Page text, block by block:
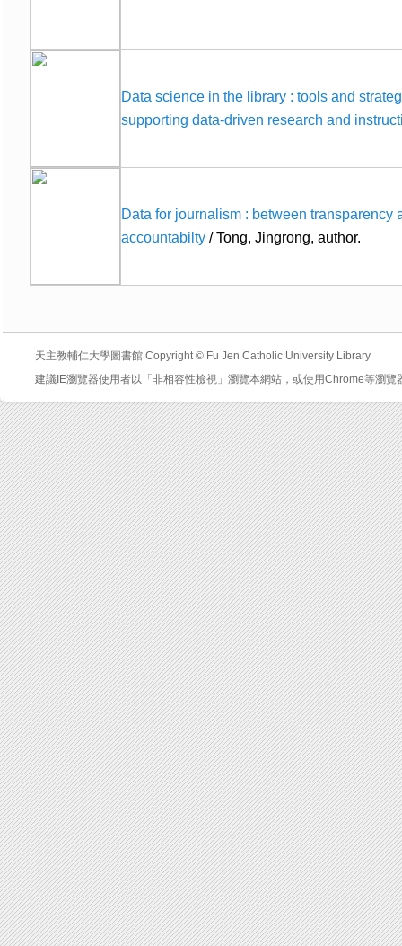
Data science in the library : tools and
supporting data-driven research and
Data for journalism : between transparency
accountabilty / Tong, Jingrong, author.
天主教輔仁大學圖書館 Copyright © Fu Jen Catholic University Library
建議IE瀏覽器使用者以「非相容性檢視」瀏覽本網站，或使用Chrome等瀏覽